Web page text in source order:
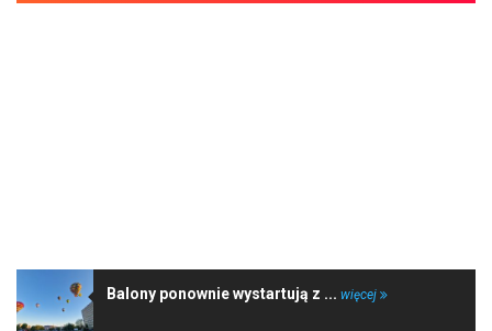
Balony ponownie wystartują z ... więcej